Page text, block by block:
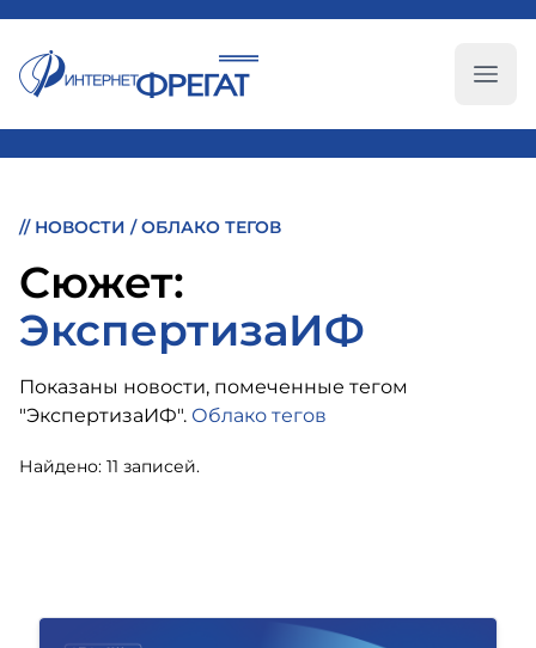
// НОВОСТИ /ОБЛАКО ТЕГОВ
Cюжет:
ЭкспертизаИФ
Показаны новости, помеченные тегом
"ЭкспертизаИФ". Облако тегов
Найдено: 11 записей.